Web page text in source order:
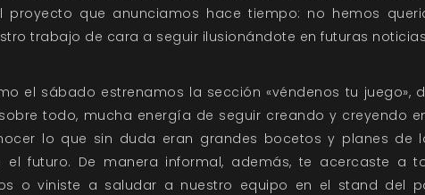
proyecto que anunciamos hace tiempo: no hemos
trabajo de cara a seguir ilusionándote en futuras
el sábado estrenamos la sección «véndenos tu juego»,
todo, mucha energía de seguir creando y creyendo
lo que sin duda eran grandes bocetos y planes de
el futuro. De manera informal, además, te acercaste a
o viniste a saludar a nuestro equipo en el stand del